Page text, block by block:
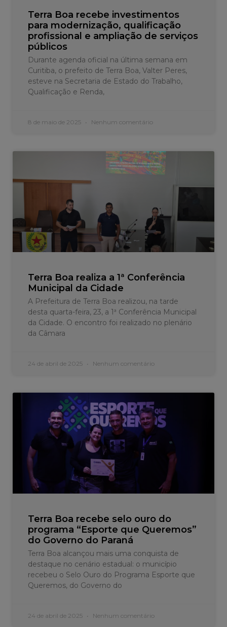
Terra Boa recebe investimentos
para modernização, qualificação
profissional e ampliação de serviços
públicos
Durante agenda oficial na última semana em
Curitiba, o prefeito de Terra Boa, Valter Peres,
esteve na Secretaria de Estado do Trabalho,
Qualificação e Renda,
8 de maio de 2025 Nenhum comentário
Terra Boa realiza a 1ª Conferência
Municipal da Cidade
A Prefeitura de Terra Boa realizou, na tarde
desta quarta-feira, 23, a 1ª Conferência Municipal
da Cidade. O encontro foi realizado no plenário
da Câmara
24 de abril de 2025 Nenhum comentário
Terra Boa recebe selo ouro do
programa “Esporte que Queremos”
do Governo do Paraná
Terra Boa alcançou mais uma conquista de
destaque no cenário estadual: o município
recebeu o Selo Ouro do Programa Esporte que
Queremos, do Governo do
24 de abril de 2025 Nenhum comentário